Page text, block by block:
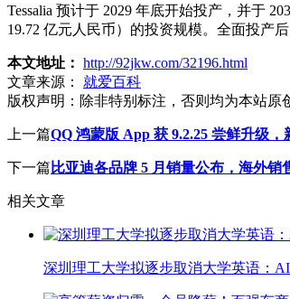
Tessalia 预计于 2029 年底开始投产，并于
19.72 亿元人民币）的投资规模。全面投产
本文地址： http://92jkw.com/32196.html
文章来源：
就爱百科
版权声明： 除非特别标注，否则均为本站原
上一篇QQ 鸿蒙版 App 获 9.2.25 尝鲜升级
下一篇 比亚迪各品牌 5 月销量公布，海外销
相关文章
深圳理工大学拟逐步取消大学英语：